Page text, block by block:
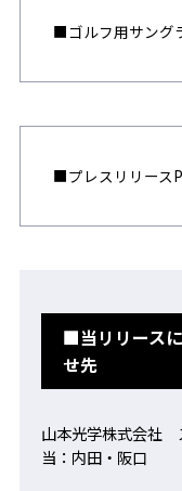
■ゴルフ用サング
■プレスリリース
■当リリース
せ先
山本光学株式会社
当：内田・阪口